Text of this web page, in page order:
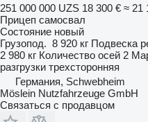
251 000 000 UZS 18 300 € ≈ 21
Прицеп самосвал
Состояние новый
Грузопод. 8 920 кг Подвеска
2 980 кг Количество осей 2
разгрузки трехсторонняя
Германия, Schwebheim
Möslein Nutzfahrzeuge GmbH
Связаться с продавцом